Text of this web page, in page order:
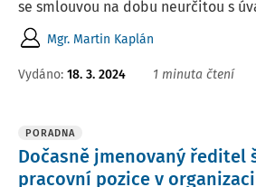
se smlouvou na dobu neurčitou s
Mgr. Martin Kaplán
Vydáno: 18. 3. 2024 1 minuta čtení
PORADNA
Dočasně jmenovaný ředitel
pracovní pozice v organizaci